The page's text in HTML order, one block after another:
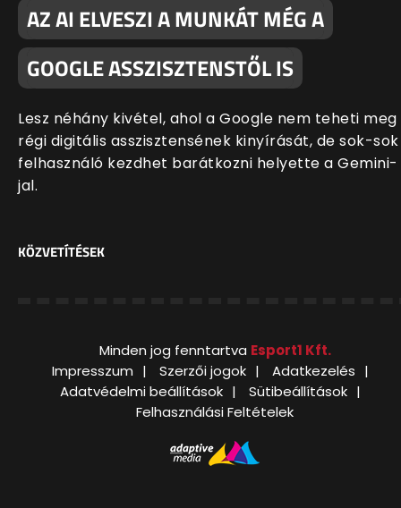
AZ AI ELVESZI A MUNKÁT MÉG A
GOOGLE ASSZISZTENSTŐL IS
Lesz néhány kivétel, ahol a Google nem teheti meg
régi digitális asszisztensének kinyírását, de sok-sok
felhasználó kezdhet barátkozni helyette a Gemini-
jal.
KÖZVETÍTÉSEK
Minden jog fenntartva Esport1 Kft.
Impresszum
Szerzői jogok
Adatkezelés
Adatvédelmi beállítások
Sütibeállítások
Felhasználási Feltételek